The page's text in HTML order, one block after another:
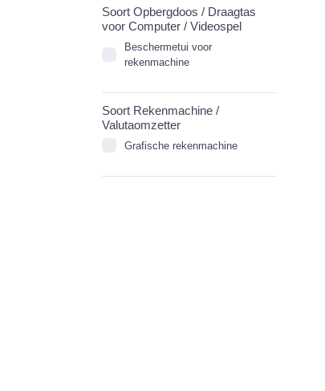
Soort Opbergdoos / Draagtas
voor Computer / Videospel
Beschermetui voor
rekenmachine
Soort Rekenmachine /
Valutaomzetter
Grafische rekenmachine